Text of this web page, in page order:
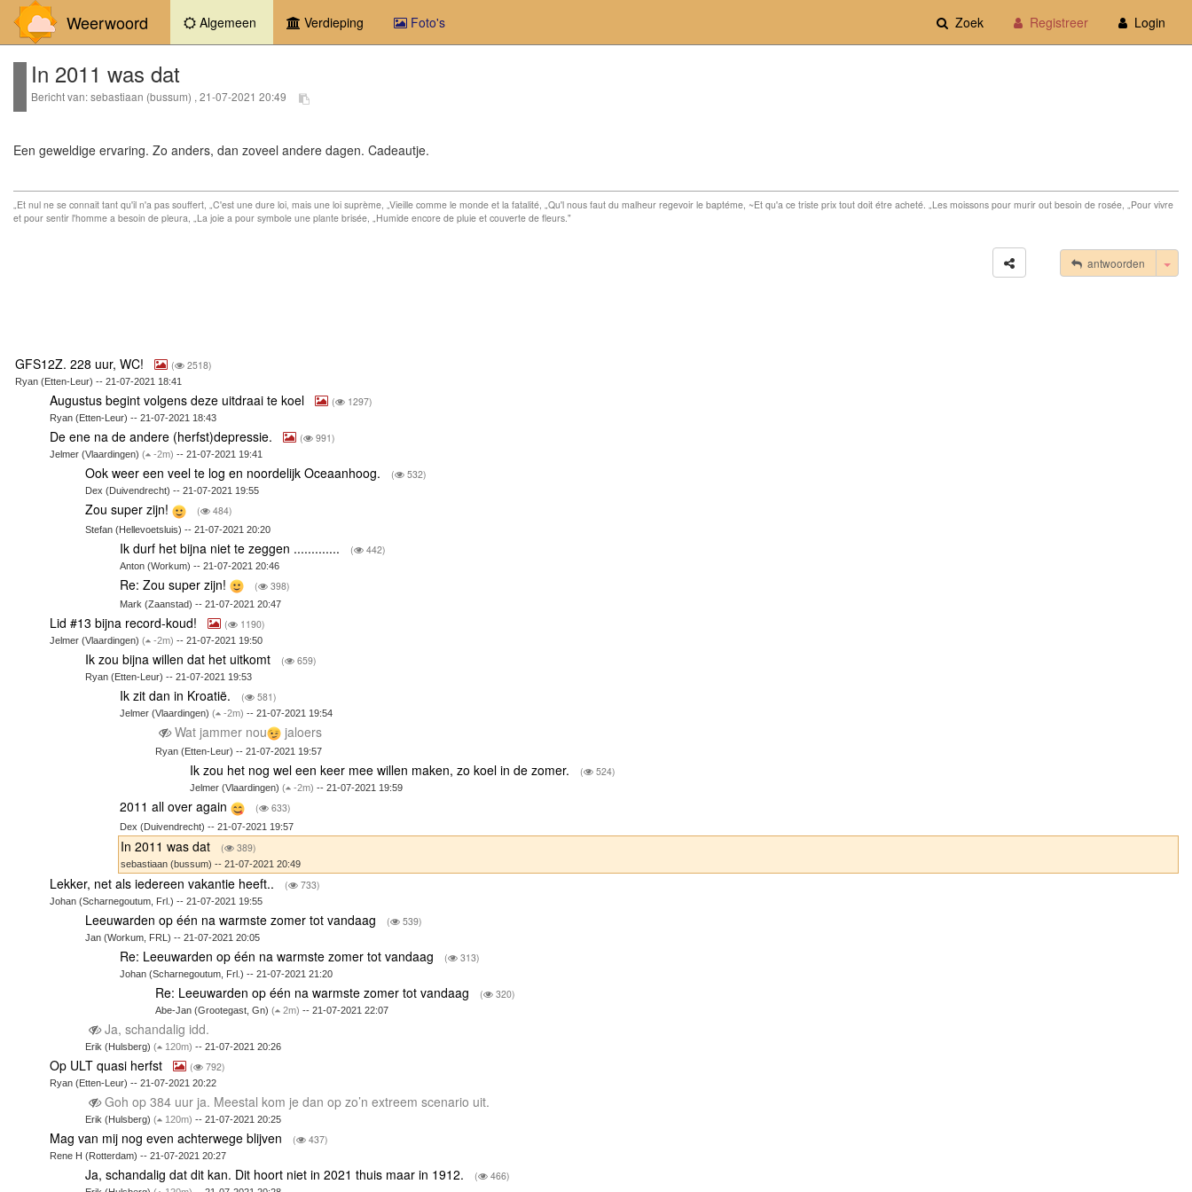
Weerwoord Algemeen (current)Verdieping Foto's Zoek Registreer Login
In 2011 was dat
Bericht van: sebastiaan (bussum) , 21-07-2021 20:49
Een geweldige ervaring. Zo anders, dan zoveel andere dagen. Cadeautje.
„Et nul ne se connait tant qu'il n'a pas souffert, „C'est une dure loi, mais une loi suprème, „Vieille comme le monde et la fatalité, „Qu'l nous faut du malheur regevoir le baptéme, ~Et qu'a ce triste prix tout doit étre acheté. „Les moissons pour murir out besoin de rosée, „Pour vivre
et pour sentir l'homme a besoin de pleura, „La joie a pour symbole une plante brisée, „Humide encore de pluie et couverte de fleurs."
antwoorden
GFS12Z. 228 uur, WC! ( 2518)
Ryan (Etten-Leur) -- 21-07-2021 18:41
Augustus begint volgens deze uitdraai te koel ( 1297)
Ryan (Etten-Leur) -- 21-07-2021 18:43
De ene na de andere (herfst)depressie. ( 991)
Jelmer (Vlaardingen)( -2m) -- 21-07-2021 19:41
Ook weer een veel te log en noordelijk Oceaanhoog. ( 532)
Dex (Duivendrecht) -- 21-07-2021 19:55
Zou super zijn! ( 484)
Stefan (Hellevoetsluis) -- 21-07-2021 20:20
Ik durf het bijna niet te zeggen ............. ( 442)
Anton (Workum) -- 21-07-2021 20:46
Re: Zou super zijn! ( 398)
Mark (Zaanstad) -- 21-07-2021 20:47
Lid #13 bijna record-koud! ( 1190)
Jelmer (Vlaardingen)( -2m) -- 21-07-2021 19:50
Ik zou bijna willen dat het uitkomt ( 659)
Ryan (Etten-Leur) -- 21-07-2021 19:53
Ik zit dan in Kroatië. ( 581)
Jelmer (Vlaardingen)( -2m) -- 21-07-2021 19:54
Wat jammer nou jaloers
Ryan (Etten-Leur) -- 21-07-2021 19:57
Ik zou het nog wel een keer mee willen maken, zo koel in de zomer. ( 524)
Jelmer (Vlaardingen)( -2m) -- 21-07-2021 19:59
2011 all over again ( 633)
Dex (Duivendrecht) -- 21-07-2021 19:57
In 2011 was dat ( 389)
sebastiaan (bussum) -- 21-07-2021 20:49
Lekker, net als iedereen vakantie heeft.. ( 733)
Johan (Scharnegoutum, Frl.) -- 21-07-2021 19:55
Leeuwarden op één na warmste zomer tot vandaag ( 539)
Jan (Workum, FRL) -- 21-07-2021 20:05
Re: Leeuwarden op één na warmste zomer tot vandaag ( 313)
Johan (Scharnegoutum, Frl.) -- 21-07-2021 21:20
Re: Leeuwarden op één na warmste zomer tot vandaag ( 320)
Abe-Jan (Grootegast, Gn) ( 2m) -- 21-07-2021 22:07
Ja, schandalig idd.
Erik (Hulsberg) ( 120m) -- 21-07-2021 20:26
Op ULT quasi herfst ( 792)
Ryan (Etten-Leur) -- 21-07-2021 20:22
Goh op 384 uur ja. Meestal kom je dan op zo’n extreem scenario uit.
Erik (Hulsberg) ( 120m) -- 21-07-2021 20:25
Mag van mij nog even achterwege blijven ( 437)
Rene H (Rotterdam) -- 21-07-2021 20:27
Ja, schandalig dat dit kan. Dit hoort niet in 2021 thuis maar in 1912. ( 466)